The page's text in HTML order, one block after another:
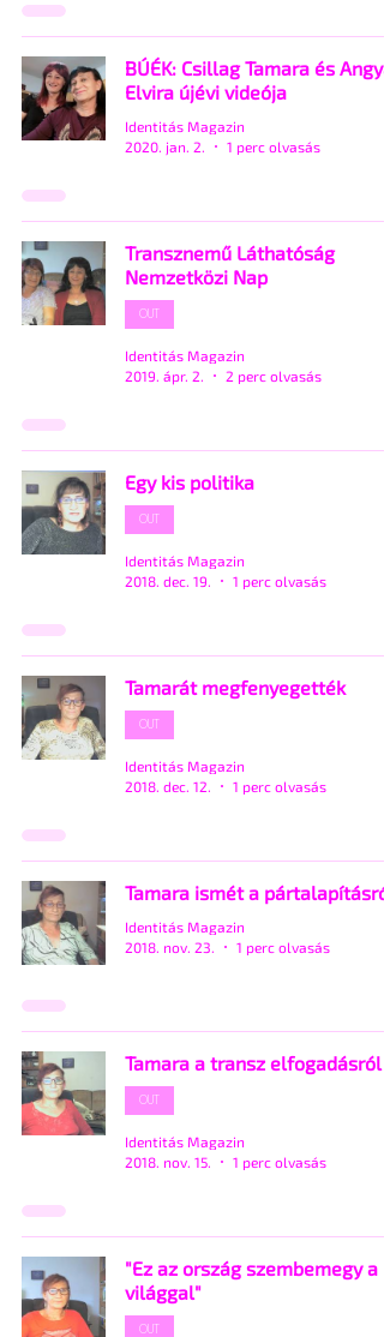
BÚÉK: Csillag Tamara és
Elvira újévi videója
Identitás Magazin
2020. jan. 2.
1 perc olvasás
Transznemű Láthatóság
Nemzetközi Nap
OUT
Identitás Magazin
2019. ápr. 2.
2 perc olvasás
Egy kis politika
OUT
Identitás Magazin
2018. dec. 19.
1 perc olvasás
Tamarát megfenyegették
OUT
Identitás Magazin
2018. dec. 12.
1 perc olvasás
Tamara ismét a pártalapításról
Identitás Magazin
2018. nov. 23.
1 perc olvasás
Tamara a transz elfogadásról
OUT
Identitás Magazin
2018. nov. 15.
1 perc olvasás
"Ez az ország szembemegy a
világgal"
OUT